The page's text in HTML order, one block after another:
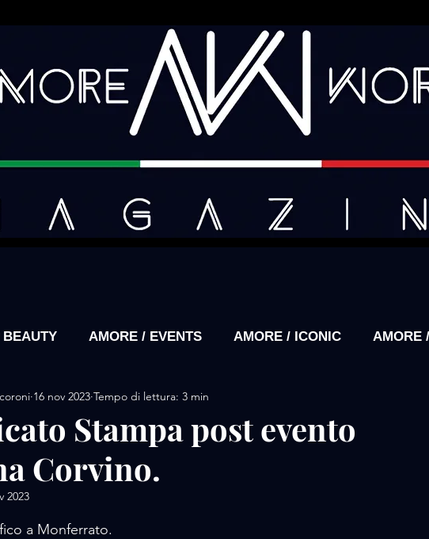
AMORE / EVENTS AMORE / ICONIC AMORE
AMORE / DESIGN AMORE / MOTORS / SPORT AMORE /
AMORE/ MOVIE
/ FOOD AMORE / LUXURY WHATCHES
Stampa post evento
Corvino.
16 nov 2023 Tempo di lettura: 3 min
2023
su 5.
a Monferrato.